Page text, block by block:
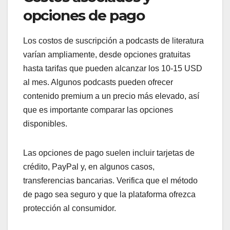
opciones de pago
Los costos de suscripción a podcasts de literatura
varían ampliamente, desde opciones gratuitas
hasta tarifas que pueden alcanzar los 10-15 USD
al mes. Algunos podcasts pueden ofrecer
contenido premium a un precio más elevado, así
que es importante comparar las opciones
disponibles.
Las opciones de pago suelen incluir tarjetas de
crédito, PayPal y, en algunos casos,
transferencias bancarias. Verifica que el método
de pago sea seguro y que la plataforma ofrezca
protección al consumidor.